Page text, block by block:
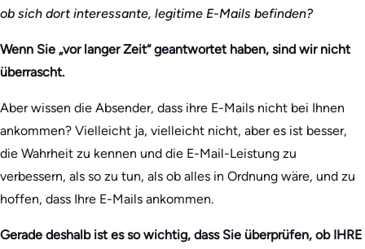
ob sich dort interessante, legitime E-Mails befinden?
Wenn Sie „vor langer Zeit“ geantwortet haben, sind wir nicht
überrascht.
Aber wissen die Absender, dass ihre E-Mails nicht bei Ihnen
ankommen? Vielleicht ja, vielleicht nicht, aber es ist besser,
die Wahrheit zu kennen und die E-Mail-Leistung zu
verbessern, als so zu tun, als ob alles in Ordnung wäre, und zu
hoffen, dass Ihre E-Mails ankommen.
Gerade deshalb ist es so wichtig, dass Sie überprüfen, ob IHRE